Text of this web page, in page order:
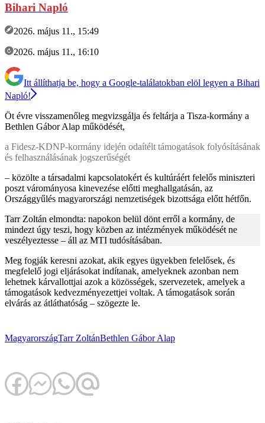
Bihari Napló
2026. május 11., 15:49
2026. május 11., 16:10
Itt állíthatja be, hogy a Google-találatokban elöl legyen a Bihari
Napló!
Öt évre visszamenőleg megvizsgálja és feltárja a Tisza-kormány a
Bethlen Gábor Alap működését,
a Fidesz-KDNP-kormány idején odaítélt támogatások folyósításának
és felhasználásának jogszerűségét
– közölte a társadalmi kapcsolatokért és kultúráért felelős miniszteri
poszt várományosa kinevezése előtti meghallgatásán, az
Országgyűlés magyarországi nemzetiségek bizottsága előtt hétfőn.
Tarr Zoltán elmondta: napokon belül dönt erről a kormány, de
mindezt úgy teszi, hogy közben az intézmények működését ne
veszélyeztesse – áll az MTI tudósításában.
Meg fogják keresni azokat, akik egyes ügyekben felelősek, és
megfelelő jogi eljárásokat indítanak, amelyeknek azonban nem
lehetnek kárvallottjai azok a közösségek, szervezetek, amelyek a
támogatások kedvezményezettjei voltak. A támogatások során
elvárás az átláthatóság – szögezte le.
MagyarországTarr ZoltánBethlen Gábor Alap